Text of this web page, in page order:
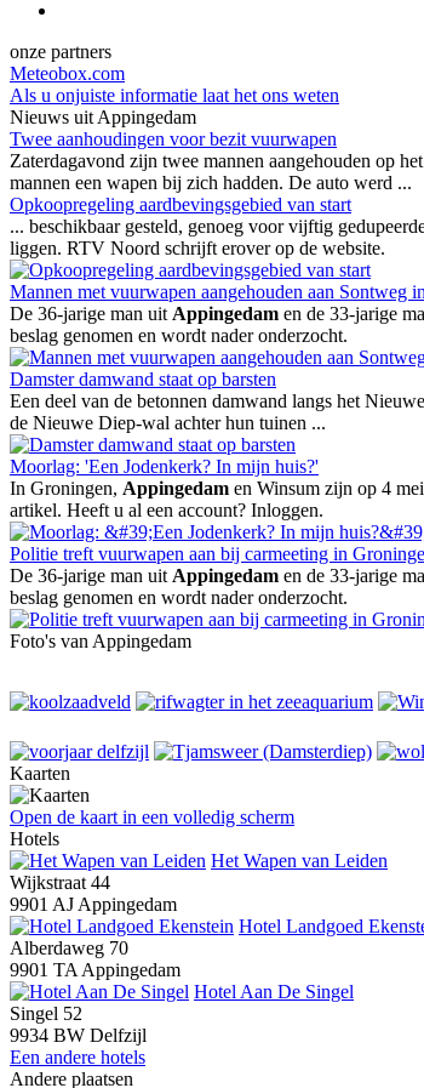
onze partners
Meteobox.com
Als u onjuiste informatie laat het ons weten
Nieuws uit Appingedam
Twee aanhoudingen voor bezit vuurwapen
Zaterdagavond zijn twee mannen aangehouden op
mannen een wapen bij zich hadden. De auto werd ...
Opkoopregeling aardbevingsgebied van start
... beschikbaar gesteld, genoeg voor vijftig
liggen. RTV Noord schrijft erover op de website.
Mannen met vuurwapen aangehouden aan Sontweg
De 36-jarige man uit Appingedam en de 33-jarige
beslag genomen en wordt nader onderzocht.
Damster damwand staat op barsten
Een deel van de betonnen damwand langs het
de Nieuwe Diep-wal achter hun tuinen ...
Moorlag: 'Een Jodenkerk? In mijn huis?'
In Groningen, Appingedam en Winsum zijn op 4
artikel. Heeft u al een account? Inloggen.
Politie treft vuurwapen aan bij carmeeting in
De 36-jarige man uit Appingedam en de 33-jarige
beslag genomen en wordt nader onderzocht.
Foto's van Appingedam
Kaarten
Open de kaart in een volledig scherm
Hotels
Het Wapen van Leiden
Wijkstraat 44
9901 AJ Appingedam
Hotel Landgoed
Alberdaweg 70
9901 TA Appingedam
Hotel Aan De Singel
Singel 52
9934 BW Delfzijl
Een andere hotels
Andere plaatsen